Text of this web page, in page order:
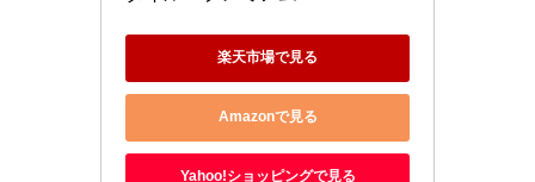
楽天市場で見る
Amazonで見る
Yahoo!ショッピングで見る